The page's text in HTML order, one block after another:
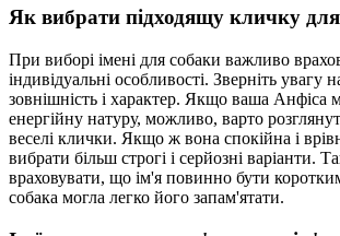
Як вибрати підходящу кличку
При виборі імені для собаки важливо
індивідуальні особливості. Зверніть увагу
зовнішність і характер. Якщо ваша Анфіса
енергійну натуру, можливо, варто
веселі клички. Якщо ж вона спокійна і
вибрати більш строгі і серйозні варіанти.
враховувати, що ім'я повинно бути
собака могла легко його запам'ятати.